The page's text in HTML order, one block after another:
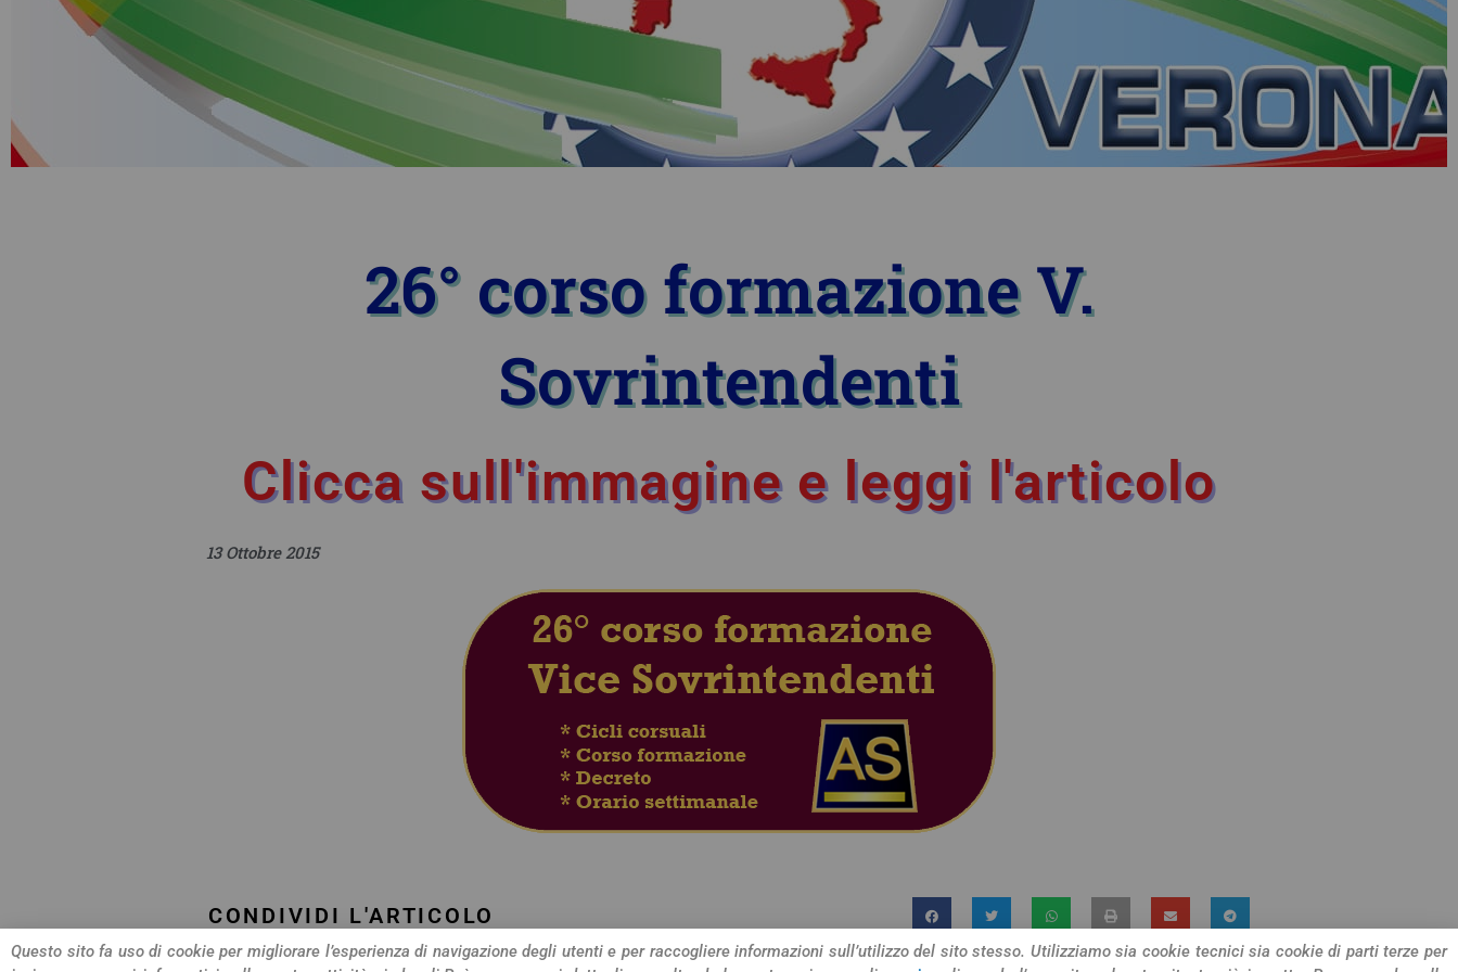
26° corso formazione V.
Sovrintendenti
Clicca sull'immagine e leggi l'articolo
13 Ottobre 2015
CONDIVIDI L'ARTICOLO
Questo sito fa uso di cookie per migliorare l’esperienza di navigazione degli utenti e per raccogliere informazioni sull’utilizzo del sito stesso. Utilizziamo sia cookie tecnici sia cookie di parti terze per